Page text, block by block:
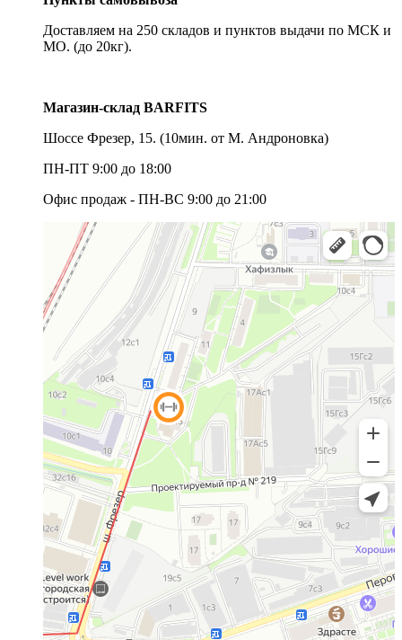
Доставляем на 250 складов и пунктов выдачи по МСК и
МО. (до 20кг).
Магазин-склад BARFITS
Шоссе Фрезер, 15. (10мин. от М. Андроновка)
ПН-ПТ 9:00 до 18:00
Офис продаж - ПН-ВС 9:00 до 21:00